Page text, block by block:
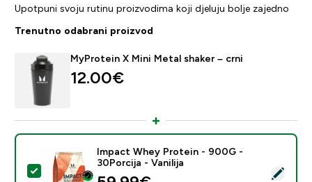
Upotpuni svoju rutinu proizvodima koji djeluju bolje zajedno
Trenutno odabrani proizvod
MyProtein X Mini Metal shaker – crni
12.00€‎
Odaberi ovaj proizvod - Impact Whey Protein - 900G
Impact Whey Protein - 900G -
30Porcija - Vanilija